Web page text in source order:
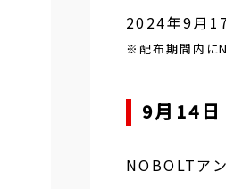
2024年9月17
※配布期間内に
9月14日
NOBOLTア